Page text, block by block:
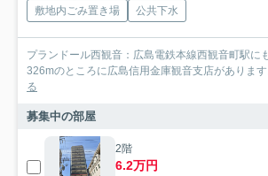
敷地内ごみ置き場
公共下水
プランドール西観音：広島電鉄本線西観音町駅に
326mのところに広島信用金庫観音支店がありま
る
募集中の部屋
2階
6.2万円